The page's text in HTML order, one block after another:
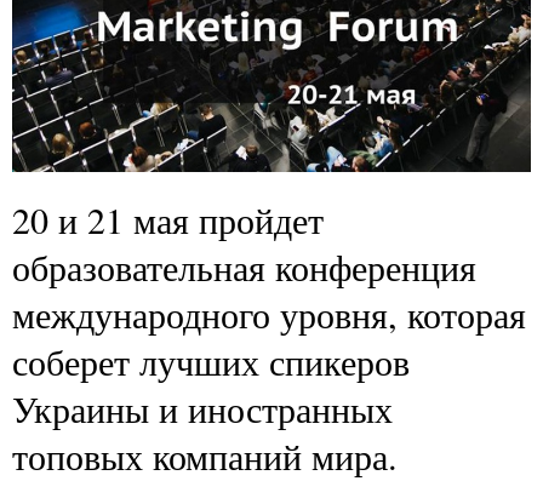
20 и 21 мая пройдет
образовательная конференция
международного уровня, которая
соберет лучших спикеров
Украины и иностранных
топовых компаний мира.